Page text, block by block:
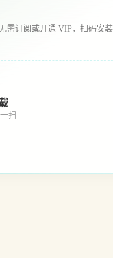
需订阅或开通 VIP，扫码安
扫